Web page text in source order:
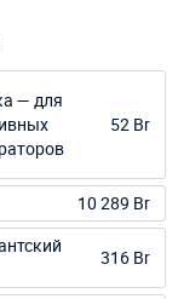
52 Br
10 289 Br
316 Br